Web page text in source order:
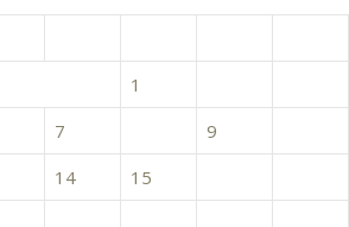
1
7 9
14 15